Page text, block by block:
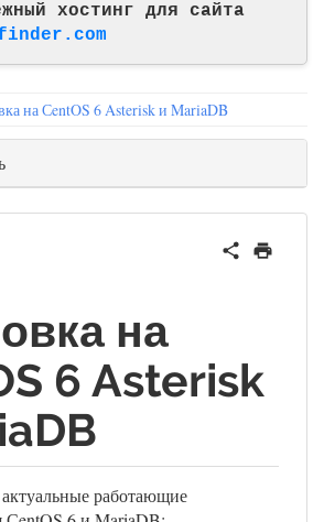
хостинг для сайта
на СentOS 6 Asterisk и MariaDB
на
6 Asterisk
работающие